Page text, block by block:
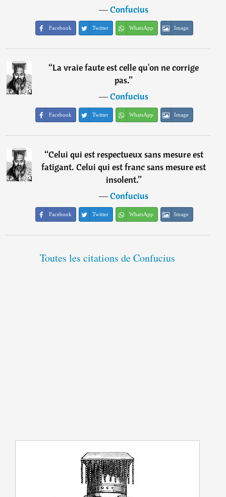
―Confucius
Facebook Twitter WhatsApp Image
“La vraie faute est celle qu'on ne corrige
pas.”
―Confucius
Facebook Twitter WhatsApp Image
“Celui qui est respectueux sans mesure est
fatigant. Celui qui est franc sans mesure est
insolent.”
―Confucius
Facebook Twitter WhatsApp Image
Toutes les citations de Confucius